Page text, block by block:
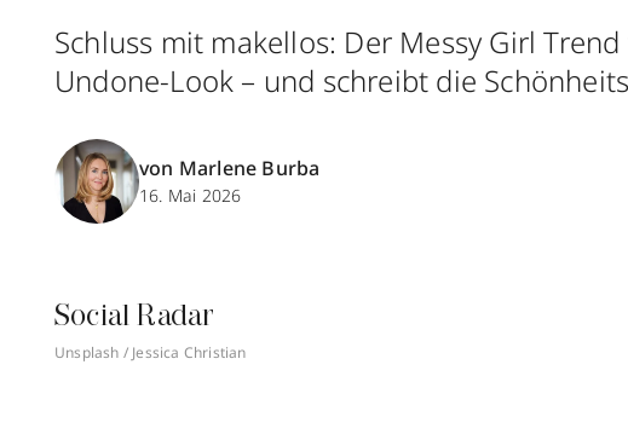
Schluss mit makellos: Der Messy Girl
Undone-Look – und schreibt die
von Marlene Burba
16. Mai 2026
Social Radar
Unsplash / Jessica Christian